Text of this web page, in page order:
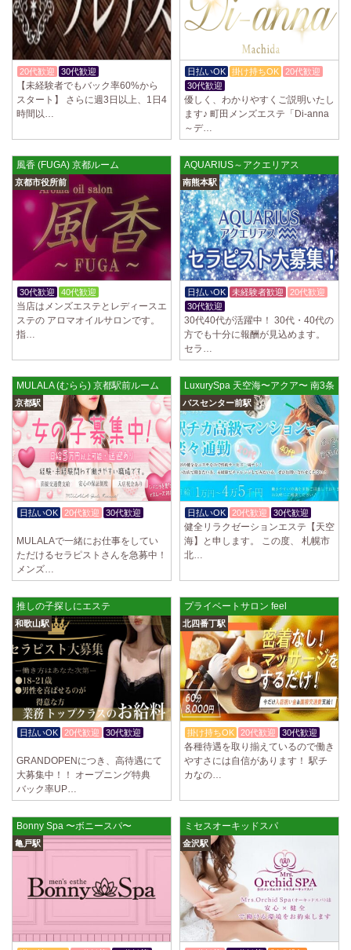
2025/03/28[渋谷駅]
大人の隠れ家 渋谷ルーム
初めまして、大人の隠れ家の女店長です。 当店では業界の闇である講習
時のセクハラを撲滅するために女店長または在籍セラピストが講…
2025/03/28[亀有駅]
aroma Angel
セラピストさんを大募集しております 完全歩合で50%〜60%以上！！ 掛
け持ちOK、完全個室待機など嬉しい高待遇が盛りだくさんです♪ …
2025/03/28 [東海学園前駅]
デビルキャット
24時間営業！自由シフトで好きな時間に働ける 未経験者歓迎♪個室待機
でゆっくり自分の好きな事ができます♪ 可愛い制服もご用意して…
20代歓迎 30代歓迎
【未経験者でもバック率60%から
スタート】 さらに週3日以上、1日4
時間以…
日払いOK 掛け持ちOK
20代歓迎
30代歓迎
優しく、わかりやすくご説明いたし
ます♪ 町田メンズエステ「Di-anna
～デ…
風香 (FUGA) 京都ルーム
京都市役所前
30代歓迎 40代歓迎
当店はメンズエステとレディースエ
ステの アロマオイルサロンです。
指…
AQUARIUS～アクエリアス
南熊本駅
日払いOK 未経験者歓迎
20代歓迎
30代歓迎
30代40代が活躍中！ 30代・40代の
方でも十分に報酬が見込めます。
セラ…
MULALA (むらら) 京都駅前ルーム
京都駅
日払いOK 20代歓迎
30代歓迎
MULALAで一緒にお仕事をしてい
ただけるセラピストさんを急募中！
メンズ…
LuxurySpa 天空海〜アクア〜 南3条ル
バスセンター前駅
日払いOK 20代歓迎 30代歓迎
健全リラクゼーションエステ【天空
海】と申します。 この度、 札幌市
北…
推しの子探しにエステ
和歌山駅
日払いOK 20代歓迎
30代歓迎
GRANDOPENにつき、高待遇にて
大募集中！！ オープニング特典
バック率UP…
プライベートサロン feel
北四番丁駅
掛け持ちOK 20代歓迎 30代歓迎
各種待遇を取り揃えているので働き
やすさには自信があります！ 駅チ
カなの…
Bonny Spa 〜ボニースパ〜
亀戸駅
ミセスオーキッドスパ
金沢駅